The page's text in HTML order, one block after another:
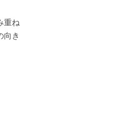
重ね
向き